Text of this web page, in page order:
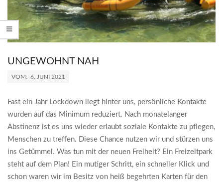
UNGEWOHNT NAH
2021-
06
VOM: 6. JUNI 2021
Fast ein Jahr Lockdown liegt hinter uns, persönliche Kontakte
wurden auf das Minimum reduziert. Nach monatelanger
Abstinenz ist es uns wieder erlaubt soziale Kontakte zu pflegen,
Menschen zu treffen. Diese Chance nutzen wir und stürzen uns
ins Getümmel. Was tun mit der neuen Freiheit? Ein Freizeitpark
steht auf dem Plan! Ein mutiger Schritt, ein schneller Klick und
schon waren wir im Besitz von heiß begehrten Karten für den